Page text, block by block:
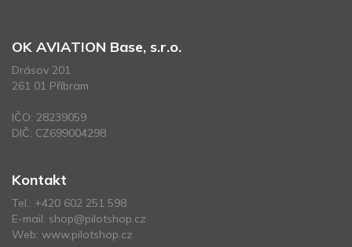
OK AVIATION Base, s.r.o.
Drásov 201
261 01 Příbram
IČO: 28239059
DIČ: CZ699004298
Kontakt
Tel.: +420 602 251 598
E-mail: shop@pilotshop.cz
Web: www.pilotshop.cz